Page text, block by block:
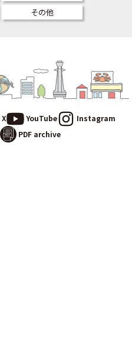
その他
X YouTube
Instagram
PDF archive